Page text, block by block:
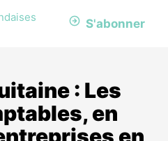
S'abonner
: Les
en